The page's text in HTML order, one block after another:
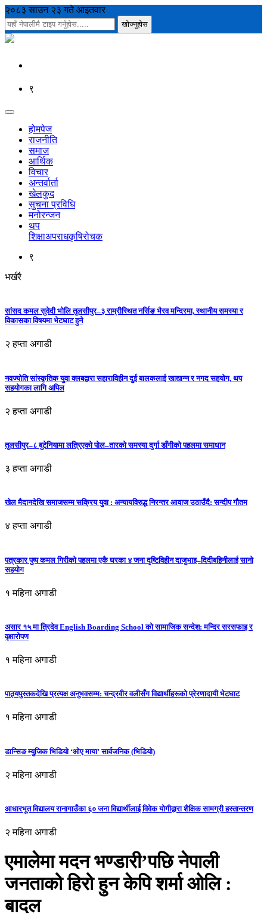
२०८३ साउन २३ गते आइतवार
९
होमपेज
राजनीति
समाज
आर्थिक
विचार
अन्तर्वार्ता
खेलकुद
सुचना प्रविधि
मनोरन्जन
थप
शिक्षाअपराधकृषिरोचक
९
भर्खरै
सांसद कमल सुवेदी भोलि तुलसीपुर–३ राम्रीस्थित नर्सिङ भैरव मन्दिरमा, स्थानीय समस्या र
विकासका विषयमा भेटघाट हुने
२ हप्ता अगाडी
नवज्योति सांस्कृतिक युवा क्लबद्वारा सहाराविहीन दुई बालकलाई खाद्यान्न र नगद सहयोग, थप
सहयोगका लागि अपिल
२ हप्ता अगाडी
तुलसीपुर–८ बुटेनियामा लत्रिएको पोल–तारको समस्या दुर्गा डाँगीको पहलमा समाधान
३ हप्ता अगाडी
खेल मैदानदेखि समाजसम्म सक्रिय युवा : अन्यायविरुद्ध निरन्तर आवाज उठाउँदै: सन्दीप गौतम
४ हप्ता अगाडी
पत्रकार पुष्प कमल गिरीको पहलमा एकै घरका ४ जना दृष्टिविहीन दाजुभाइ–दिदीबहिनीलाई सानो
सहयोग
१ महिना अगाडी
असार १५ मा त्रिदेव English Boarding School को सामाजिक सन्देश: मन्दिर सरसफाइ र
वृक्षारोपण
१ महिना अगाडी
पाठ्यपुस्तकदेखि प्रत्यक्ष अनुभवसम्म: चन्द्रवीर वलीसँग विद्यार्थीहरूको प्रेरणादायी भेटघाट
१ महिना अगाडी
डान्सिङ म्युजिक भिडियो ‘ओए माया’ सार्वजनिक (भिडियो)
२ महिना अगाडी
आधारभूत विद्यालय रानागाउँका ६० जना विद्यार्थीलाई विवेक योगीद्वारा शैक्षिक सामग्री हस्तान्तरण
२ महिना अगाडी
एमालेमा मदन भण्डारी’पछि नेपाली
जनताको हिरो हुन केपि शर्मा ओलि :
बादल